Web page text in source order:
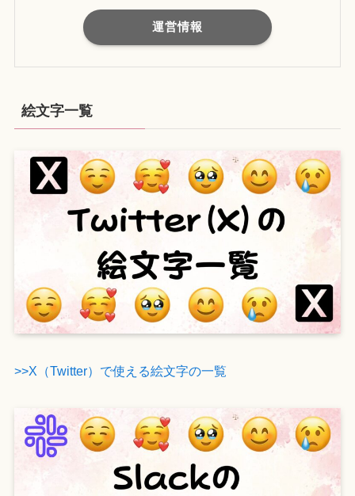
運営情報
絵文字一覧
>>X（Twitter）で使える絵文字の一覧